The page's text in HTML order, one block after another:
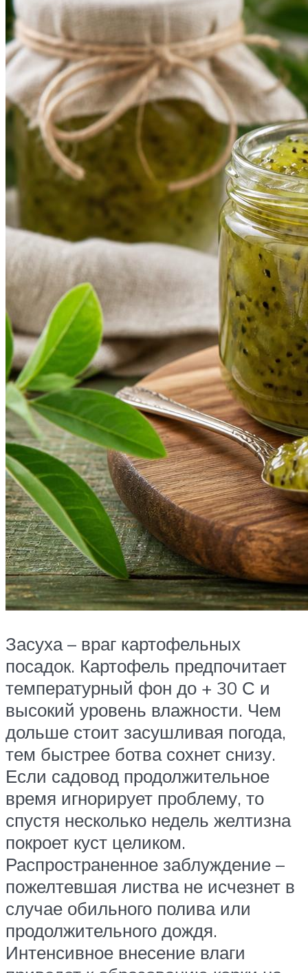
Засуха – враг картофельных
посадок. Картофель предпочитает
температурный фон до + 30 С и
высокий уровень влажности. Чем
дольше стоит засушливая погода,
тем быстрее ботва сохнет снизу.
Если садовод продолжительное
время игнорирует проблему, то
спустя несколько недель желтизна
покроет куст целиком.
Распространенное заблуждение –
пожелтевшая листва не исчезнет в
случае обильного полива или
продолжительного дождя.
Интенсивное внесение влаги